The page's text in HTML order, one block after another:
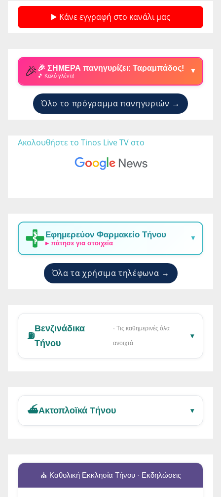
▶️ Κάνε εγγραφή στο κανάλι μας
🎉 🎉 ΣΗΜΕΡΑ πανηγυρίζει: Ταραμπάδος!
🎵 Καλό γλέντι!
▼
Όλο το πρόγραμμα πανηγυριών →
Ακολουθήστε το Tinos Live TV στο
Εφημερεύον Φαρμακείο Τήνου
▸ πάτησε για στοιχεία
▼
Όλα τα χρήσιμα τηλέφωνα →
⛽
Βενζινάδικα
Τήνου
· Τις καθημερινές όλα
ανοιχτά
▾
⛴️Ακτοπλοϊκά Τήνου ▾
⛪ Καθολική Εκκλησία Τήνου · Εκδηλώσεις